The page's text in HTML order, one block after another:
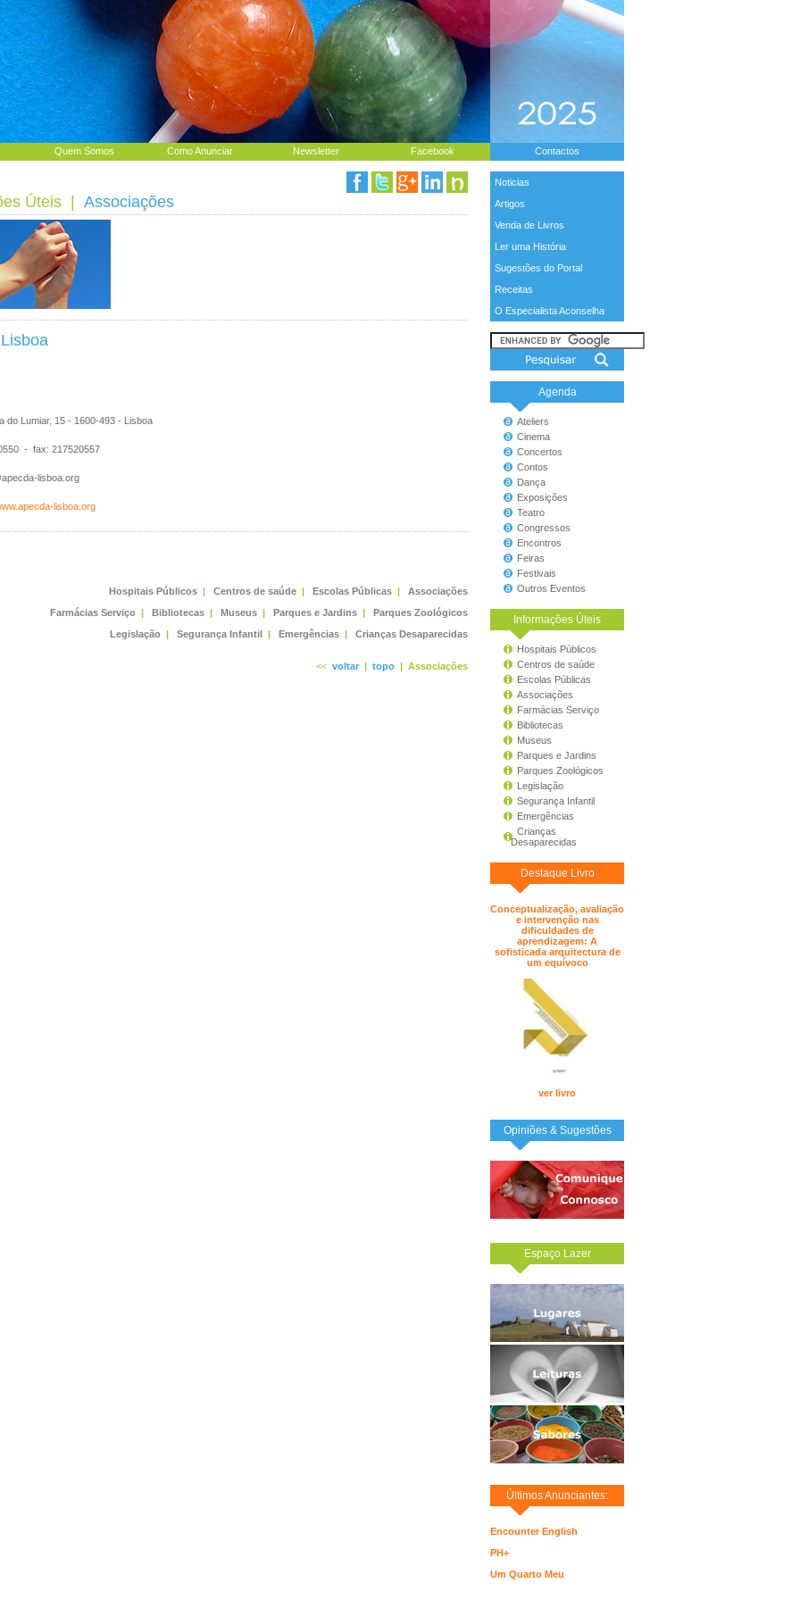
Quem Somos Como Anunciar Newsletter Facebook Contactos
Noticias
Artigos
Venda de Livros
Ler uma História
Sugestões do Portal
Receitas
O Especialista Aconselha
Agenda
Ateliers
Cinema
Concertos
Contos
Dança
Exposições
Teatro
Congressos
Encontros
Feiras
Festivais
Outros Eventos
Informações Úteis
Hospitais Públicos
Centros de saúde
Escolas Públicas
Associações
Farmácias Serviço
Bibliotecas
Museus
Parques e Jardins
Parques Zoológicos
Legislação
Segurança Infantil
Emergências
Crianças
Desaparecidas
Destaque Livro
Conceptualização, avaliação
e intervenção nas
dificuldades de
aprendizagem: A
sofisticada arquitectura de
um equívoco
ver livro
Opiniões & Sugestões
Espaço Lazer
Últimos Anunciantes:
Encounter English
PH+
Um Quarto Meu
Úteis Associações
do Lumiar, 15 - 1600-493 - Lisboa
- fax: 217520557
lisboa.org
lisboa.org
Hospitais Públicos | Centros de saúde | Escolas Públicas |
Associações
Farmácias Serviço | Bibliotecas | Museus | Parques e Jardins |
Parques Zoológicos
Legislação | Segurança Infantil | Emergências | Crianças Desaparecidas
<< voltar | topo | Associações